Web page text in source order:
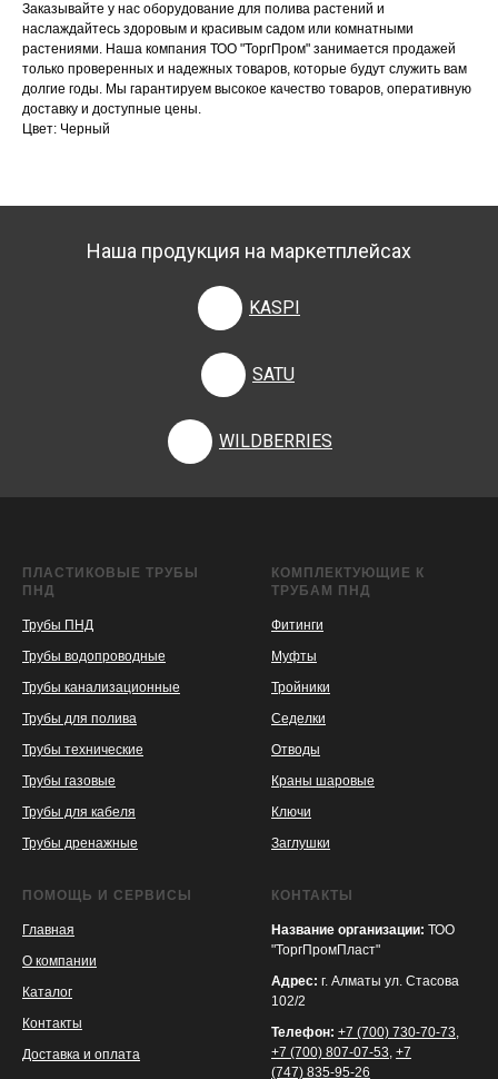
Заказывайте у нас оборудование для полива растений и
наслаждайтесь здоровым и красивым садом или комнатными
растениями. Наша компания ТОО "ТоргПром" занимается продажей
только проверенных и надежных товаров, которые будут служить вам
долгие годы. Мы гарантируем высокое качество товаров, оперативную
доставку и доступные цены.
Цвет: Черный
Наша продукция на маркетплейсах
KASPI
SATU
WILDBERRIES
ПЛАСТИКОВЫЕ ТРУБЫ
ПНД
Трубы ПНД
Трубы водопроводные
Трубы канализационные
Трубы для полива
Трубы технические
Трубы газовые
Трубы для кабеля
Трубы дренажные
КОМПЛЕКТУЮЩИЕ К
ТРУБАМ ПНД
Фитинги
Муфты
Тройники
Седелки
Отводы
Краны шаровые
Ключи
Заглушки
ПОМОЩЬ И СЕРВИСЫ
Главная
О компании
Каталог
Контакты
Доставка и оплата
КОНТАКТЫ
Название организации: ТОО
"ТоргПромПласт"
Адрес: г. Алматы ул. Стасова
102/2
Телефон: +7 (700) 730-70-73,
+7 (700) 807-07-53, +7
(747) 835-95-26